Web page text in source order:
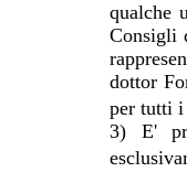
qualche
Consigli
dottor
per tutti
3) E'